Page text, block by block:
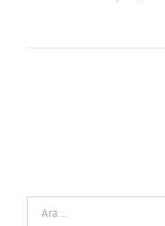
Search